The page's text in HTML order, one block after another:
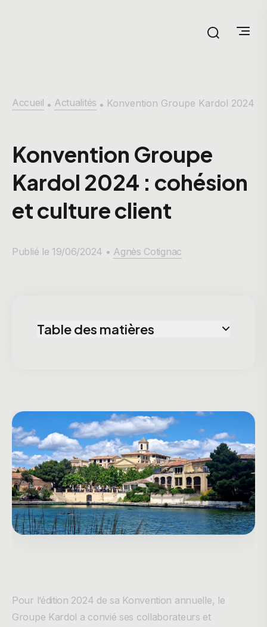
Accueil • Actualités • Konvention Groupe Kardol 2024
Konvention Groupe
Kardol 2024 : cohésion
et culture client
Publié le 19/06/2024 • Agnès Cotignac
Table des matières
Pour l’édition 2024 de sa Konvention annuelle, le
Groupe Kardol a convié ses collaborateurs et